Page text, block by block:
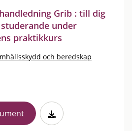
Grib : till dig
under
praktikkurs
och beredskap